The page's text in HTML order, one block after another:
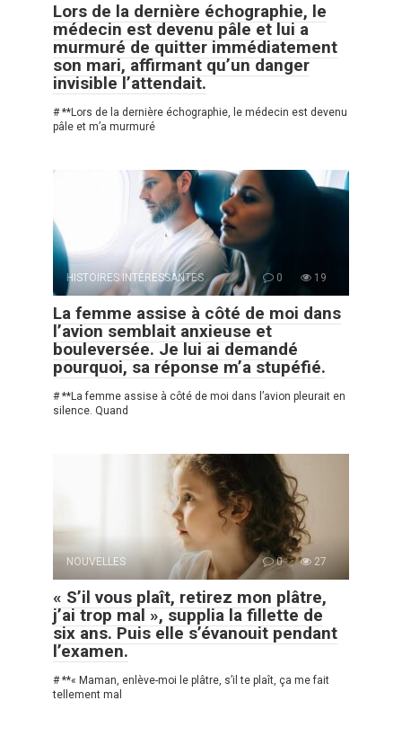
Lors de la dernière échographie, le
médecin est devenu pâle et lui a
murmuré de quitter immédiatement
son mari, affirmant qu’un danger
invisible l’attendait.
# **Lors de la dernière échographie, le médecin est devenu
pâle et m’a murmuré
HISTOIRES INTÉRESSANTES 0 19
La femme assise à côté de moi dans
l’avion semblait anxieuse et
bouleversée. Je lui ai demandé
pourquoi, sa réponse m’a stupéfié.
# **La femme assise à côté de moi dans l’avion pleurait en
silence. Quand
NOUVELLES 0 27
« S’il vous plaît, retirez mon plâtre,
j’ai trop mal », supplia la fillette de
six ans. Puis elle s’évanouit pendant
l’examen.
# **« Maman, enlève-moi le plâtre, s’il te plaît, ça me fait
tellement mal